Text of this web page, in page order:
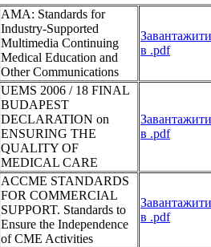
AMA: Standards for
Industry-Supported
Multimedia Continuing
Medical Education and
Other Communications
Завантажити
в .pdf
UEMS 2006 / 18 FINAL
BUDAPEST
DECLARATION on
ENSURING THE
QUALITY OF
MEDICAL CARE
Завантажити
в .pdf
ACCME STANDARDS
FOR COMMERCIAL
SUPPORT. Standards to
Ensure the Independence
of CME Activities
Завантажити
в .pdf